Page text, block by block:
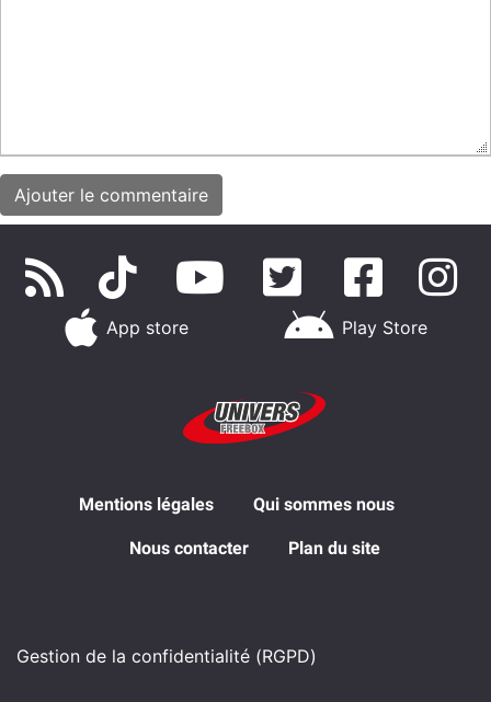
App store Play Store
Mentions légales Qui sommes nous
Nous contacter Plan du site
Gestion de la confidentialité (RGPD)